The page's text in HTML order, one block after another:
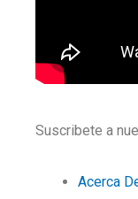
Suscribete a
Acerca